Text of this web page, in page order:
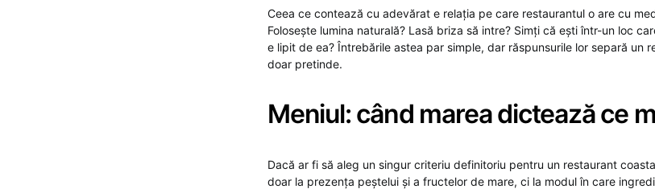
Ceea ce contează cu adevărat e relația pe care restaurantul o are cu
Folosește lumina naturală? Lasă briza să intre? Simți că ești într-un loc
e lipit de ea? Întrebările astea par simple, dar răspunsurile lor separă un
doar pretinde.
Meniul: când marea dictează ce
Dacă ar fi să aleg un singur criteriu definitoriu pentru un restaurant
doar la prezența peștelui și a fructelor de mare, ci la modul în care